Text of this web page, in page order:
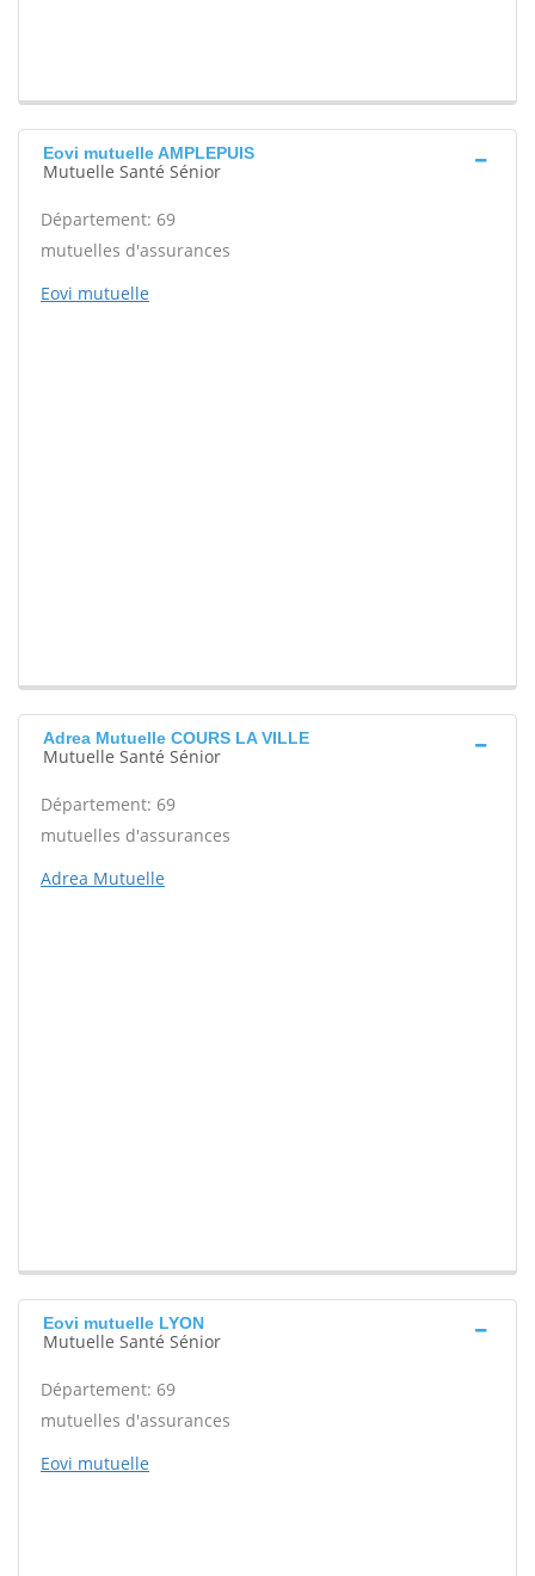
Eovi mutuelle AMPLEPUIS
Mutuelle Santé Sénior
Département: 69
mutuelles d'assurances
Eovi mutuelle
Adrea Mutuelle COURS LA VILLE
Mutuelle Santé Sénior
Département: 69
mutuelles d'assurances
Adrea Mutuelle
Eovi mutuelle LYON
Mutuelle Santé Sénior
Département: 69
mutuelles d'assurances
Eovi mutuelle